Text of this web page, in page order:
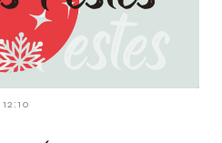
12:10